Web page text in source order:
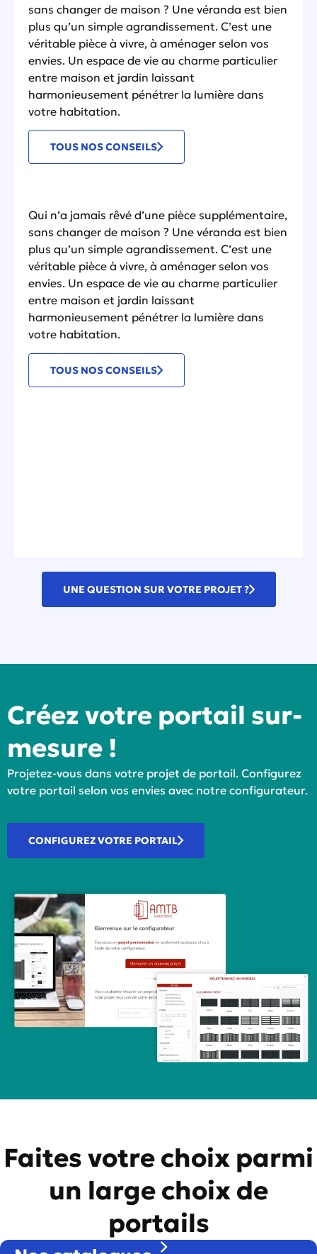
sans changer de maison ? Une véranda est bien
plus qu’un simple agrandissement. C’est une
véritable pièce à vivre, à aménager selon vos
envies. Un espace de vie au charme particulier
entre maison et jardin laissant
harmonieusement pénétrer la lumière dans
votre habitation.
TOUS NOS CONSEILS
Qui n’a jamais rêvé d’une pièce supplémentaire,
sans changer de maison ? Une véranda est bien
plus qu’un simple agrandissement. C’est une
véritable pièce à vivre, à aménager selon vos
envies. Un espace de vie au charme particulier
entre maison et jardin laissant
harmonieusement pénétrer la lumière dans
votre habitation.
TOUS NOS CONSEILS
UNE QUESTION SUR VOTRE PROJET ?
Créez votre portail sur-
mesure !
Projetez-vous dans votre projet de portail. Configurez
votre portail selon vos envies avec notre configurateur.
CONFIGUREZ VOTRE PORTAIL
Faites votre choix parmi
un large choix de
portails